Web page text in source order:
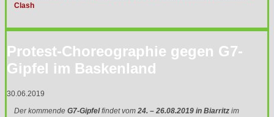
Clash
Protest-Choreographie gegen G7-
Gipfel im Baskenland
30.06.2019
Der kommende G7-Gipfelfindet vom 24. – 26.08.2019 in Biarritz im